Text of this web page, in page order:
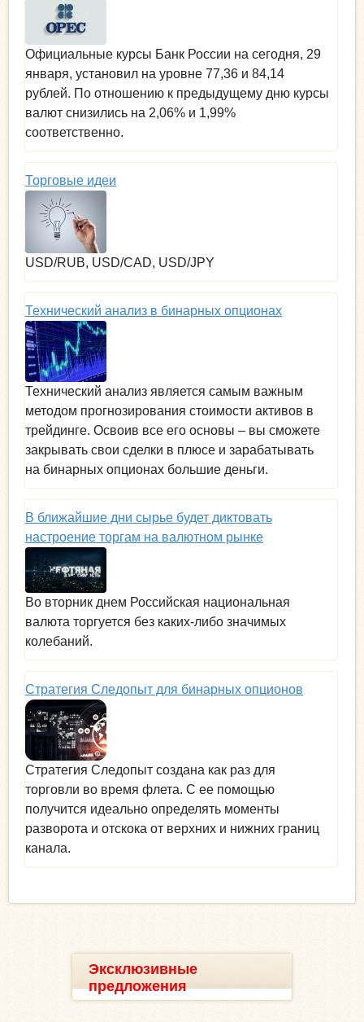
Официальные курсы Банк России на сегодня, 29
января, установил на уровне 77,36 и 84,14
рублей. По отношению к предыдущему дню курсы
валют снизились на 2,06% и 1,99%
соответственно.
Торговые идеи
USD/RUB, USD/CAD, USD/JPY
Технический анализ в бинарных опционах
Технический анализ является самым важным
методом прогнозирования стоимости активов в
трейдинге. Освоив все его основы – вы сможете
закрывать свои сделки в плюсе и зарабатывать
на бинарных опционах большие деньги.
В ближайшие дни сырье будет диктовать
настроение торгам на валютном рынке
Во вторник днем Российская национальная
валюта торгуется без каких-либо значимых
колебаний.
Стратегия Следопыт для бинарных опционов
Стратегия Следопыт создана как раз для
торговли во время флета. С ее помощью
получится идеально определять моменты
разворота и отскока от верхних и нижних границ
канала.
Эксклюзивные
предложения